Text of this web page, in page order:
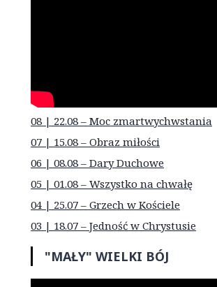
08 | 22.08 – Moc zmartwychwstania
07 | 15.08 – Obraz miłości
06 | 08.08 – Dary Duchowe
05 | 01.08 – Wszystko na chwałę
04 | 25.07 – Grzech w Kościele
03 | 18.07 – Jedność w Chrystusie
"MAŁY" WIELKI BÓJ